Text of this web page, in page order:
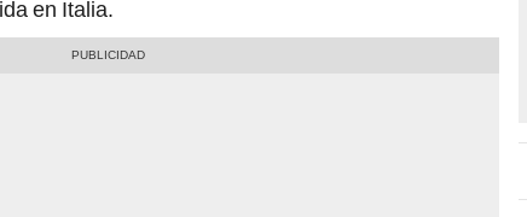
en Italia.